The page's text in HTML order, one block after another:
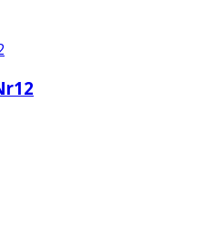
processo,
eficiência
de trabalho